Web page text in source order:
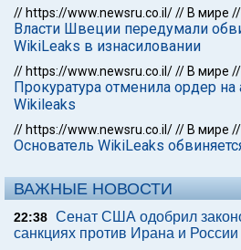
// https://www.newsru.co.il/// В мире //
Власти Швеции передумали
WikiLeaks в изнасиловании
// https://www.newsru.co.il/// В мире //
Прокуратура отменила ордер на
Wikileaks
// https://www.newsru.co.il/// В мире //
Основатель WikiLeaks
ВАЖНЫЕ НОВОСТИ
22:38 Сенат США одобрил
санкциях против Ирана и России